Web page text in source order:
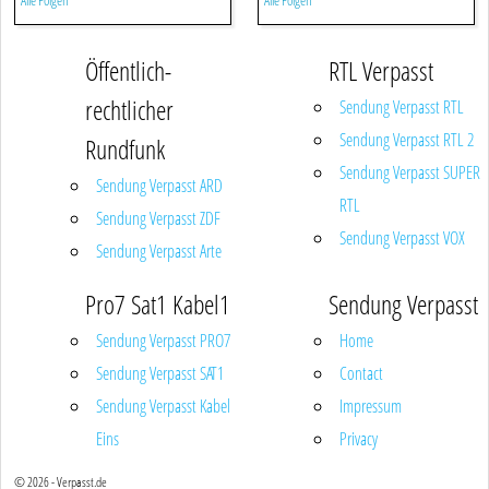
Öffentlich-
rechtlicher
Rundfunk
Sendung Verpasst ARD
Sendung Verpasst ZDF
Sendung Verpasst Arte
RTL Verpasst
Sendung Verpasst RTL
Sendung Verpasst RTL 2
Sendung Verpasst SUPER
RTL
Sendung Verpasst VOX
Pro7 Sat1 Kabel1
Sendung Verpasst PRO7
Sendung Verpasst SAT1
Sendung Verpasst Kabel
Eins
Sendung Verpasst
Home
Contact
Impressum
Privacy
© 2026 - Verpasst.de